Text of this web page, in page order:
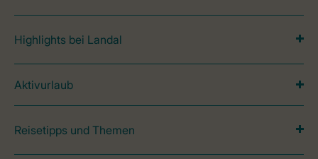
Highlights bei Landal
Aktivurlaub
Reisetipps und Themen